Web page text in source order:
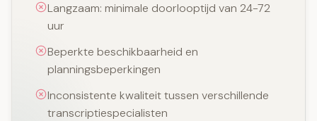
Langzaam: minimale doorlooptijd van 24-72
uur
Beperkte beschikbaarheid en
planningsbeperkingen
Inconsistente kwaliteit tussen verschillende
transcriptiespecialisten